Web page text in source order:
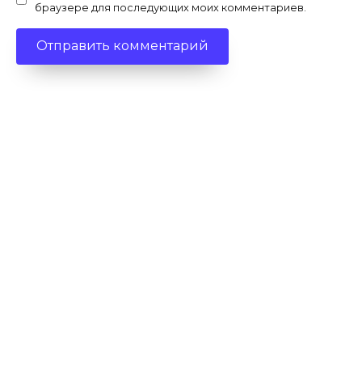
браузере для последующих моих комментариев.